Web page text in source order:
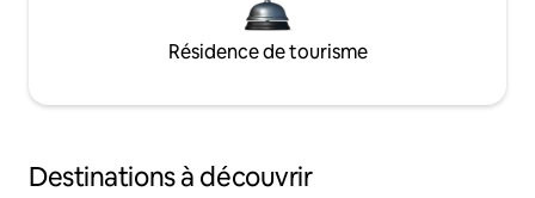
Résidence de tourisme
Destinations à découvrir